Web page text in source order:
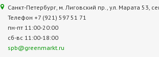
Санкт-Петербург, м. Лиговский пр., ул. Марата 53,
Телефон +7 (921) 597 51 71
пн-пт 11:00-20:00
сб-вс 11:00-18:00
spb@greenmarkt.ru